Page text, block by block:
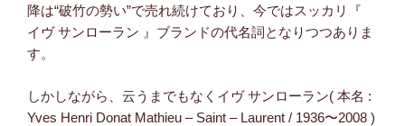
降は“破竹の勢い”で売れ続けており、今ではスッカリ『
イヴ サンローラン 』ブランドの代名詞となりつつありま
す。
しかしながら、云うまでもなくイヴ サンローラン( 本名 :
Yves Henri Donat Mathieu – Saint – Laurent / 1936〜2008 )